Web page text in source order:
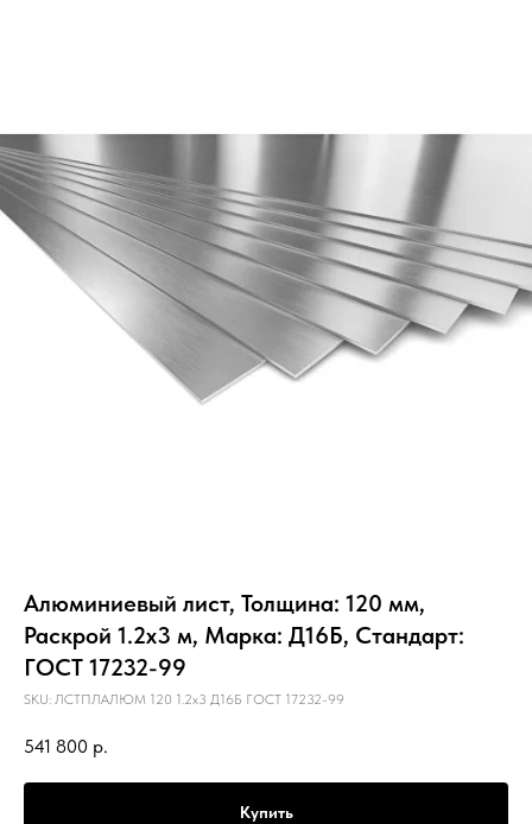
Алюминиевый лист, Толщина: 120 мм,
Раскрой 1.2х3 м, Марка: Д16Б, Стандарт:
ГОСТ 17232-99
SKU: ЛСТПЛАЛЮМ 120 1.2х3 Д16Б ГОСТ 17232-99
541 800 р.
Купить